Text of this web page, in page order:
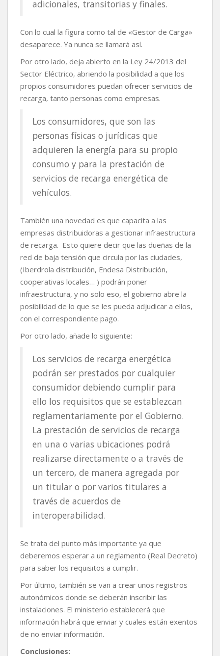
adicionales, transitorias y finales.
Con lo cual la figura como tal de «Gestor de Carga»
desaparece. Ya nunca se llamará así.
Por otro lado, deja abierto en la Ley 24/2013 del
Sector Eléctrico, abriendo la posibilidad a que los
propios consumidores puedan ofrecer servicios de
recarga, tanto personas como empresas.
Los consumidores, que son las
personas físicas o jurídicas que
adquieren la energía para su propio
consumo y para la prestación de
servicios de recarga energética de
vehículos.
También una novedad es que capacita a las
empresas distribuidoras a gestionar infraestructura
de recarga. Esto quiere decir que las dueñas de la
red de baja tensión que circula por las ciudades,
(Iberdrola distribución, Endesa Distribución,
cooperativas locales… ) podrán poner
infraestructura, y no solo eso, el gobierno abre la
posibilidad de lo que se les pueda adjudicar a ellos,
con el correspondiente pago.
Por otro lado, añade lo siguiente:
Los servicios de recarga energética
podrán ser prestados por cualquier
consumidor debiendo cumplir para
ello los requisitos que se establezcan
reglamentariamente por el Gobierno.
La prestación de servicios de recarga
en una o varias ubicaciones podrá
realizarse directamente o a través de
un tercero, de manera agregada por
un titular o por varios titulares a
través de acuerdos de
interoperabilidad.
Se trata del punto más importante ya que
deberemos esperar a un reglamento (Real Decreto)
para saber los requisitos a cumplir.
Por último, también se van a crear unos registros
autonómicos donde se deberán inscribir las
instalaciones. El ministerio establecerá que
información habrá que enviar y cuales están exentos
de no enviar información.
Conclusiones: